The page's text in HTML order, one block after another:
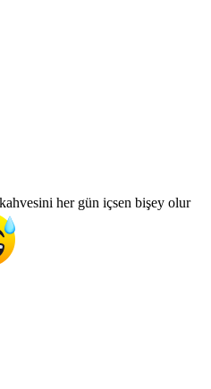
her gün içsen bişey olur